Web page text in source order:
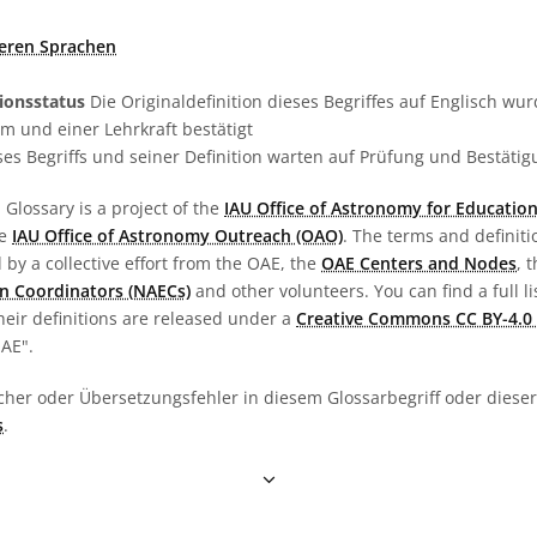
Sprachen
Die Originaldefinition dieses Begriffes auf Englisch
und einer Lehrkraft bestätigt
Begriffs und seiner Definition warten auf Prüfung und
is a project of the IAU Office of Astronomy for Education
IAU Office of Astronomy Outreach (OAO). The terms and
a collective effort from the OAE, the OAE Centers and Nodes,
Coordinators (NAECs) and other volunteers. You can find a full
definitions are released under a Creative Commons CC BY-
oder Übersetzungsfehler in diesem Glossarbegriff oder
.